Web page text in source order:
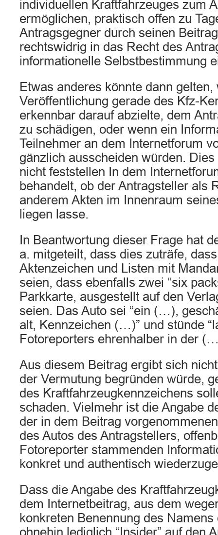
individuellen Kraftfahrzeuges zum
ermöglichen, praktisch offen zu
Antragsgegner durch seinen
rechtswidrig in das Recht des
informationelle Selbstbestimmung
Etwas anderes könnte dann gelten,
Veröffentlichung gerade des Kfz-
erkennbar darauf abzielte, dem
zu schädigen, oder wenn ein
Teilnehmer an dem Internetforum
gänzlich ausscheiden würden.
nicht feststellen In dem
behandelt, ob der Antragsteller als
anderem Akten im Innenraum
liegen lasse.
In Beantwortung dieser Frage hat
a. mitgeteilt, dass dies zuträfe,
Aktenzeichen und Listen mit
seien, dass ebenfalls zwei “six
Parkkarte, ausgestellt auf den
seien. Das Auto sei “ein (…),
alt, Kennzeichen (…)” und stünde
Fotoreporters ehrenhalber in der
Aus diesem Beitrag ergibt sich
der Vermutung begründen würde,
des Kraftfahrzeugkennzeichens
schaden. Vielmehr ist die Angabe
der in dem Beitrag
des Autos des Antragstellers,
Fotoreporter stammenden
konkret und authentisch
Dass die Angabe des
dem Internetbeitrag, aus dem
konkreten Benennung des
ohnehin lediglich “Insider” auf den